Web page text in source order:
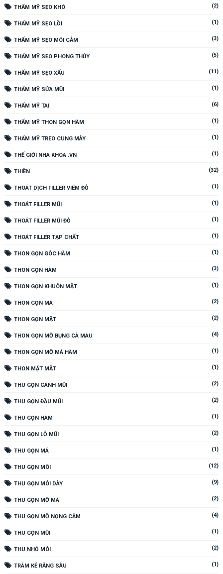
THẨM MỸ SẸO KHÓ (2)
THẨM MỸ SẸO LỒI (1)
THẨM MỸ SẸO MÔI CẰM (3)
THẨM MỸ SẸO PHONG THỦY (5)
THẨM MỸ SẸO XẤU (11)
THẨM MỸ SỬA MŨI (1)
THẨM MỸ TAI (6)
THẨM MỸ THON GỌN HÀM (1)
THẨM MỸ TREO CUNG MÀY (1)
THẾ GIỚI NHA KHOA .VN (1)
THIỀN (32)
THOÁT DỊCH FILLER VIÊM ĐỎ (1)
THOÁT FILLER MŨI (1)
THOÁT FILLER MŨI ĐỎ (1)
THOÁT FILLER TẠP CHẤT (1)
THON GỌN GÓC HÀM (1)
THON GỌN HÀM (3)
THON GỌN KHUÔN MẶT (1)
THON GỌN MÁ (2)
THON GỌN MẶT (2)
THON GỌN MỠ BỤNG CÀ MAU (4)
THON GỌN MỠ MÁ HÀM (1)
THON MẶT MẶT (1)
THU GỌN CÁNH MŨI (2)
THU GỌN ĐẦU MŨI (2)
THU GỌN HÀM (1)
THU GỌN LỖ MŨI (2)
THU GỌN MÁ (1)
THU GỌN MÔI (12)
THU GỌN MÔI DÀY (9)
THU GỌN MỠ MÁ (2)
THU GỌN MỠ NỌNG CẰM (4)
THU GỌN MŨI (1)
THU NHỎ MÔI (2)
TRÁM KẺ RĂNG SÂU (1)